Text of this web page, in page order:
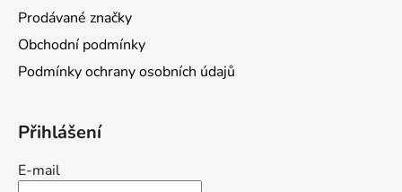
Prodávané značky
Obchodní podmínky
Podmínky ochrany osobních údajů
Přihlášení
E-mail